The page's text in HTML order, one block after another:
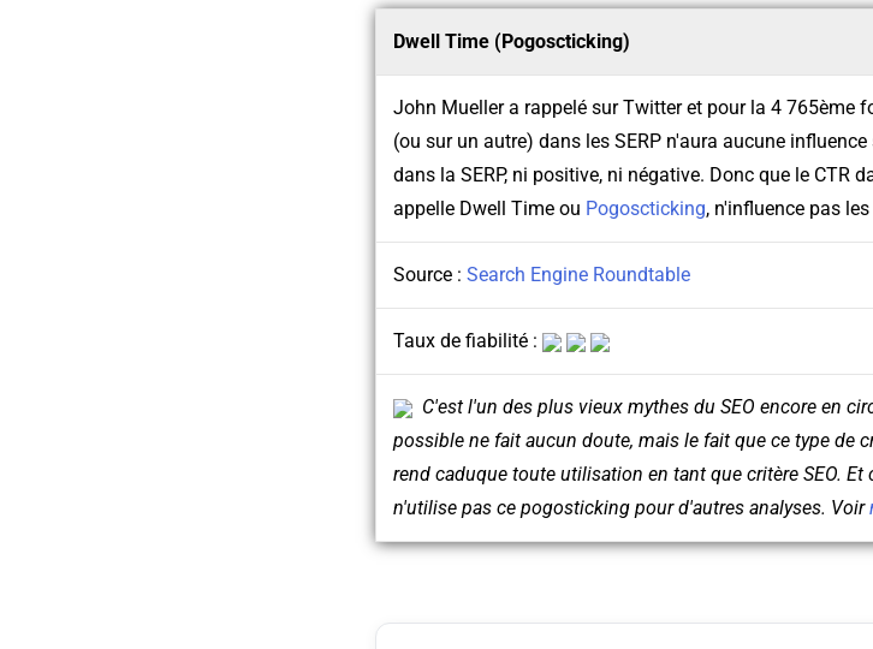
Dwell Time (Pogoscticking)
John Mueller a rappelé sur Twitter et pour la 4 765ème
(ou sur un autre) dans les SERP n'aura aucune
dans la SERP, ni positive, ni négative. Donc que le CTR
appelle Dwell Time ou Pogoscticking, n'influence pas
Source : Search Engine Roundtable
Taux de fiabilité :
C'est l'un des plus vieux mythes du SEO encore en
possible ne fait aucun doute, mais le fait que ce type de
rend caduque toute utilisation en tant que critère SEO.
n'utilise pas ce pogosticking pour d'autres analyses. Voir